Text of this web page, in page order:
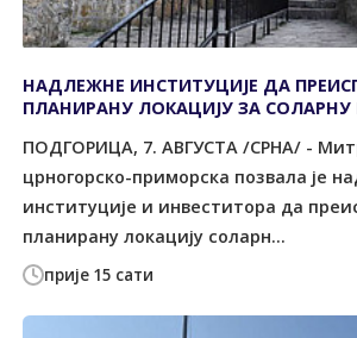
прије 15 сати
НАДЛЕЖНЕ ИНСТИТУЦИЈЕ ДА
ПЛАНИРАНУ ЛОКАЦИЈУ ЗА СОЛАРНУ
ПОДГОРИЦА, 7. АВГУСТА /СРНА/ -
црногорско-приморска позвала је
институције и инвеститора да
планирану локацију соларн...